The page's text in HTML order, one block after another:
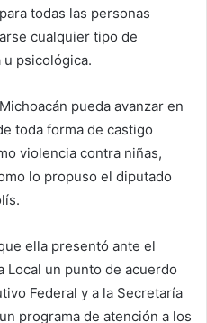
todas las personas
cualquier tipo de
psicológica.
pueda avanzar en
toda forma de castigo
violencia contra niñas,
lo propuso el diputado
ella presentó ante el
Local un punto de acuerdo
Federal y a la Secretaría
programa de atención a los